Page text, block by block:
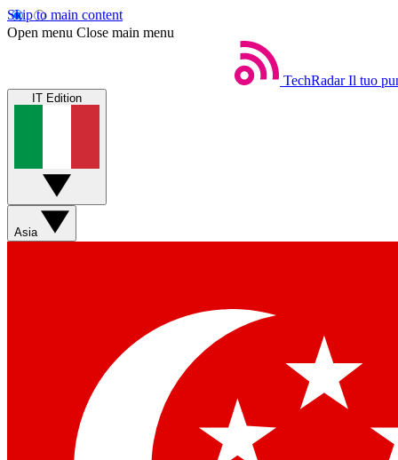
Skip to main content
Open menu Close main menu
TechRadar Il tuo
IT Edition
Asia